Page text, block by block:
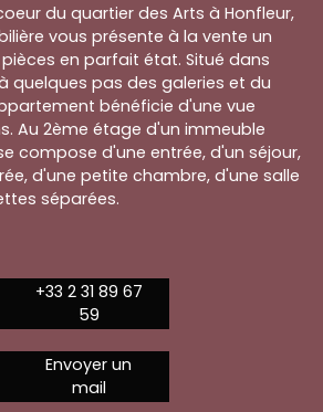
du quartier des Arts à Honfleur,
vous présente à la vente un
en parfait état. Situé dans
quelques pas des galeries et du
bénéficie d'une vue
Au 2ème étage d'un immeuble
compose d'une entrée, d'un séjour,
d'une petite chambre, d'une salle
séparées.
+33 2 31 89 67
59
Envoyer un
mail